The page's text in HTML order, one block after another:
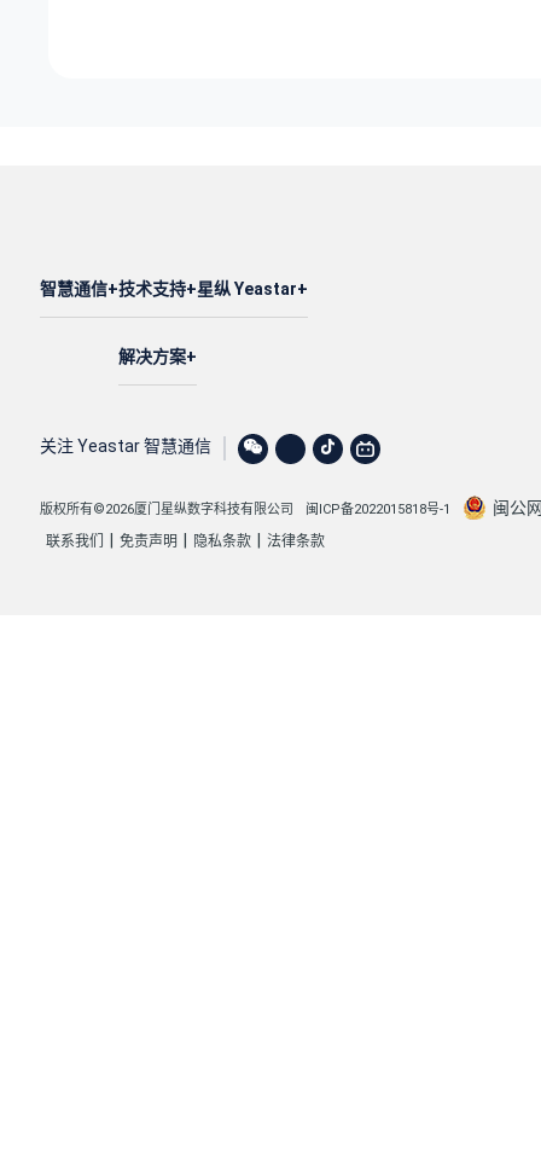
智慧通信 技术支持
解决方案
星纵 Yeastar
关注 Yeastar 智慧通信
版权所有©2026厦门星纵数字科技有限公司 闽ICP备2022015818号-1 闽公
联系我们 免责声明 隐私条款 法律条款